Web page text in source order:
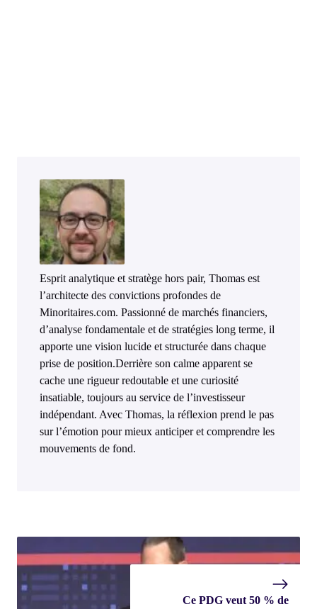
Esprit analytique et stratège hors pair, Thomas est
l’architecte des convictions profondes de
Minoritaires.com. Passionné de marchés financiers,
d’analyse fondamentale et de stratégies long terme, il
apporte une vision lucide et structurée dans chaque
prise de position.Derrière son calme apparent se
cache une rigueur redoutable et une curiosité
insatiable, toujours au service de l’investisseur
indépendant. Avec Thomas, la réflexion prend le pas
sur l’émotion pour mieux anticiper et comprendre les
mouvements de fond.
Ce PDG veut 50 % de